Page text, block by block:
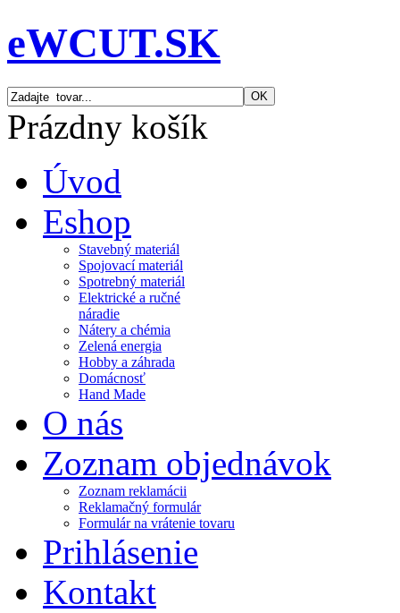
eWCUT.SK
Prázdny košík
Úvod
Eshop
Stavebný materiál
Spojovací materiál
Spotrebný materiál
Elektrické a ručné
náradie
Nátery a chémia
Zelená energia
Hobby a záhrada
Domácnosť
Hand Made
O nás
Zoznam objednávok
Zoznam reklamácii
Reklamačný formulár
Formulár na vrátenie tovaru
Prihlásenie
Kontakt